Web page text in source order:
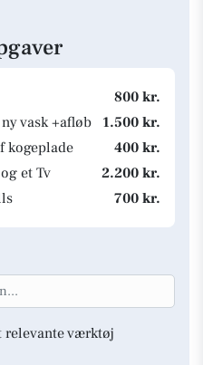
800 kr.
vask +afløb
1.500 kr.
kogeplade
400 kr.
et Tv
2.200 kr.
700 kr.
relevante værktøj